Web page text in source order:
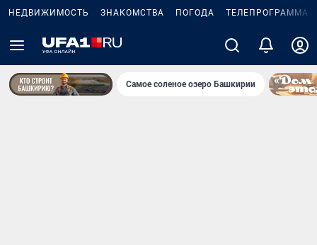
НЕДВИЖИМОСТЬ ЗНАКОМСТВА ПОГОДА ТЕЛЕПРОГРАММА
Самое соленое озеро Башкирии